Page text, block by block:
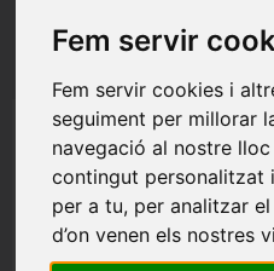
Fem servir
Fem servir cookies i
seguiment per millorar
navegació al nostre
contingut personalitzat
per a tu, per analitzar
d’on venen els nostres
Portada Festivals de Musica